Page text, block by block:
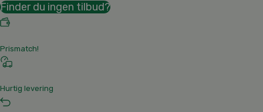
Finder du ingen tilbud?
Prismatch!
Hurtig levering